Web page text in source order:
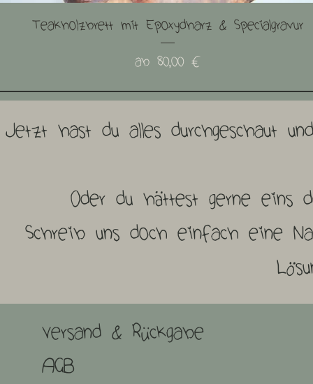
Schnellansicht
Teakholzbrett mit Epoxydharz & Specialgravur
ab 80,00 €
Sale-Preis
Jetzt hast du alles durchgeschaut
Oder du hättest gerne eins
Schreib uns doch einfach eine
Versand & Rückgabe
AGB